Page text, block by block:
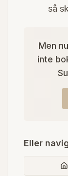
så
Men
inte
Eller